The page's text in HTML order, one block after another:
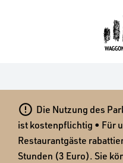
 Die Nutzung des
ist kostenpflichtig • Für
Restaurantgäste
Stunden (3 Euro). Sie